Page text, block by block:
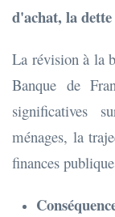
d'achat, la
La révision à la
Banque de
significatives
ménages, la
finances